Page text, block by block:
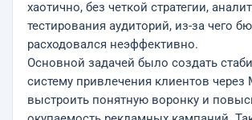
хаотично, без четкой стратегии,
тестирования аудиторий, из-за чего
расходовался неэффективно.
Основной задачей было создать
систему привлечения клиентов через
выстроить понятную воронку и